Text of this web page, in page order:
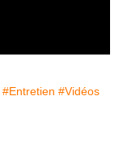
#Entretien #Vidéos